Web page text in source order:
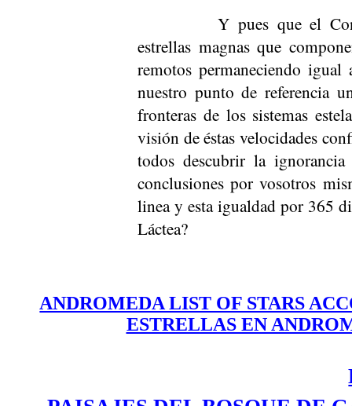
Y pues que el
estrellas magnas que
remotos permaneciendo
nuestro punto de referencia
fronteras de los sistemas
visión de éstas velocidades
todos descubrir la
conclusiones por vosotros
linea y esta igualdad por 365
Láctea?
ANDROMEDA LIST OF STARS
ESTRELLAS EN